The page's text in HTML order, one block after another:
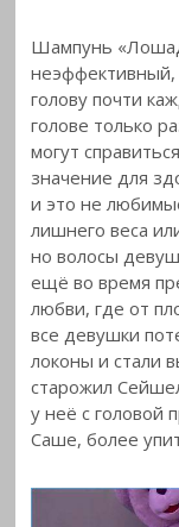
Шампунь
неэффективный,
голову почти
голове только
могут
значение для
и это не
лишнего веса
но волосы
ещё во время
любви, где от
все девушки
локоны и стали
старожил
у неё с головой
Саше, более